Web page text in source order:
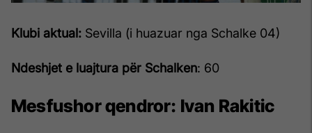
Klubi aktual: Sevilla (i huazuar nga Schalke 04)
Ndeshjet e luajtura për Schalken: 60
Mesfushor qendror: Ivan Rakitic